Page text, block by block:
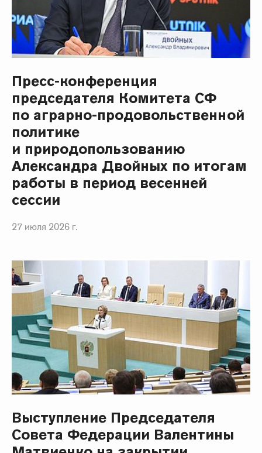
Пресс-конференция
председателя Комитета СФ
по аграрно-продовольственной
политике
и природопользованию
Александра Двойных по итогам
работы в период весенней
сессии
27 июля 2026 г.
Выступление Председателя
Совета Федерации Валентины